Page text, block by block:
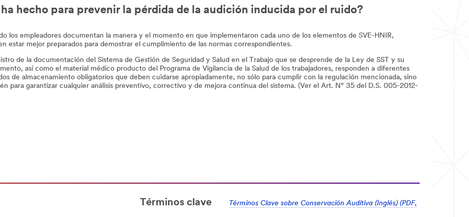
hecho para prevenir la pérdida de la audición inducida por el ruido?
los empleadores documentan la manera y el momento en que implementaron cada uno de los elementos de SVE-HNIR,
estar mejor preparados para demostrar el cumplimiento de las normas correspondientes.
de la documentación del Sistema de Gestión de Seguridad y Salud en el Trabajo que se desprende de la Ley de SST y su
así como el material médico producto del Programa de Vigilancia de la Salud de los trabajadores, responden a diferentes
de almacenamiento obligatorios que deben cuidarse apropiadamente, no sólo para cumplir con la regulación mencionada, sino
para garantizar cualquier análisis preventivo, correctivo y de mejora continua del sistema. (Ver el Art. N° 35 del D.S. 005-2012-
Términos clave Términos Clave sobre Conservación Auditiva (Inglés) (PDF,